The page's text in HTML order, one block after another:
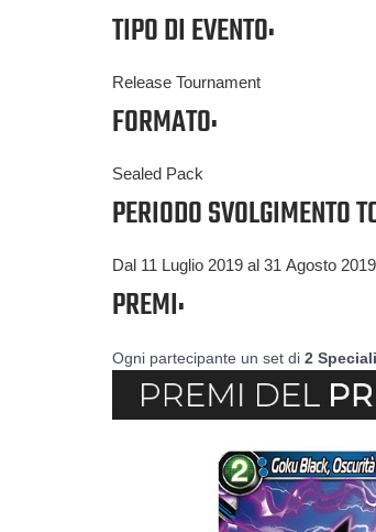
TIPO DI EVENTO:
Release Tournament
FORMATO:
Sealed Pack
PERIODO SVOLGIMENTO
Dal 11 Luglio 2019 al 31 Agosto 2019
PREMI:
Ogni partecipante un set di 2